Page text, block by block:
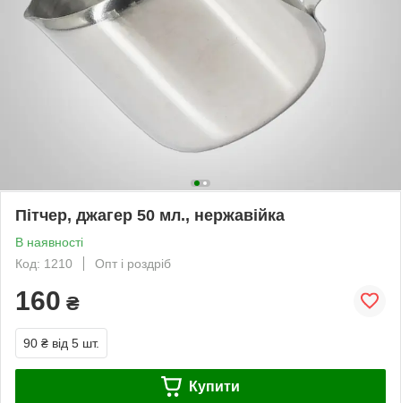
Пітчер, джагер 50 мл., нержавійка
В наявності
Код: 1210
Опт і роздріб
160 ₴
90 ₴ від 5 шт.
Купити